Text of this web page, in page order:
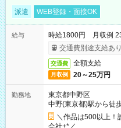
派遣 WEB登録・面接OK
給与
時給1800円 月収例
交通費別途支給あり
交通費 全額支給
月収例 20～25万円
勤務地
東京都中野区
中野(東京都)駅から徒
＼作品は500以上！
会社+*／